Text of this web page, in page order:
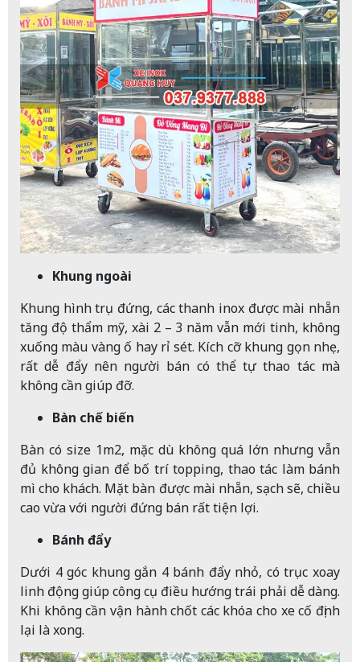
Khung ngoài
Khung hình trụ đứng, các thanh inox được mài nhẵn
tăng độ thẩm mỹ, xài 2 – 3 năm vẫn mới tinh, không
xuống màu vàng ố hay rỉ sét. Kích cỡ khung gọn nhẹ,
rất dễ đẩy nên người bán có thể tự thao tác mà
không cần giúp đỡ.
Bàn chế biến
Bàn có size 1m2, mặc dù không quá lớn nhưng vẫn
đủ không gian để bố trí topping, thao tác làm bánh
mì cho khách. Mặt bàn được mài nhẵn, sạch sẽ, chiều
cao vừa với người đứng bán rất tiện lợi.
Bánh đẩy
Dưới 4 góc khung gắn 4 bánh đẩy nhỏ, có trục xoay
linh động giúp công cụ điều hướng trái phải dễ dàng.
Khi không cần vận hành chốt các khóa cho xe cố định
lại là xong.